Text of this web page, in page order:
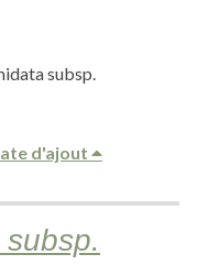
subsp.
d'ajout